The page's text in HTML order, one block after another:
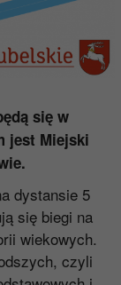
się w
jest Miejski
dystansie 5
się biegi na
wiekowych.
czyli